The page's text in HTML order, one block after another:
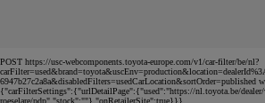
POST https://usc-webcomponents.toyota-europe.com/v1/car-filter/be/nl?
6947b27c2a8a&disabledFilters=usedCarLocation&sortOrder=published
{"carFilterSettings":{"urlDetailPage":{"used":"https://nl.toyota.be/dealer/